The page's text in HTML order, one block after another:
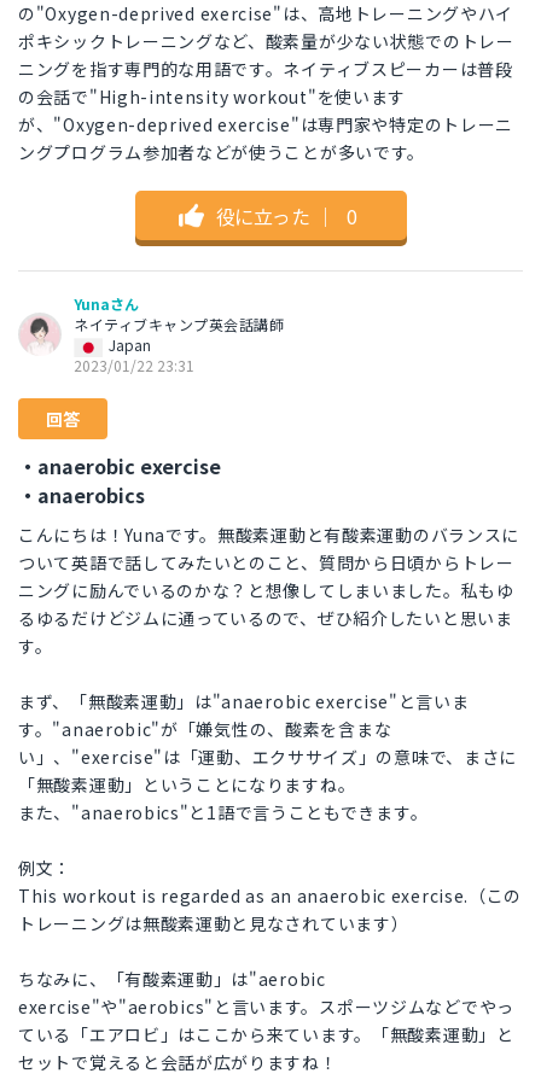
の"Oxygen-deprived exercise"は、高地トレーニングやハイ
ポキシックトレーニングなど、酸素量が少ない状態でのトレー
ニングを指す専門的な用語です。ネイティブスピーカーは普段
の会話で"High-intensity workout"を使います
が、"Oxygen-deprived exercise"は専門家や特定のトレーニ
ングプログラム参加者などが使うことが多いです。
役に立った ｜ 0
Yunaさん
ネイティブキャンプ英会話講師
Japan
2023/01/22 23:31
回答
・anaerobic exercise
・anaerobics
こんにちは！Yunaです。無酸素運動と有酸素運動のバランスに
ついて英語で話してみたいとのこと、質問から日頃からトレー
ニングに励んでいるのかな？と想像してしまいました。私もゆ
るゆるだけどジムに通っているので、ぜひ紹介したいと思いま
す。
まず、「無酸素運動」は"anaerobic exercise"と言いま
す。"anaerobic"が「嫌気性の、酸素を含まな
い」、"exercise"は「運動、エクササイズ」の意味で、まさに
「無酸素運動」ということになりますね。
また、"anaerobics"と1語で言うこともできます。
例文：
This workout is regarded as an anaerobic exercise.（この
トレーニングは無酸素運動と見なされています）
ちなみに、「有酸素運動」は"aerobic
exercise"や"aerobics"と言います。スポーツジムなどでやっ
ている「エアロビ」はここから来ています。「無酸素運動」と
セットで覚えると会話が広がりますね！